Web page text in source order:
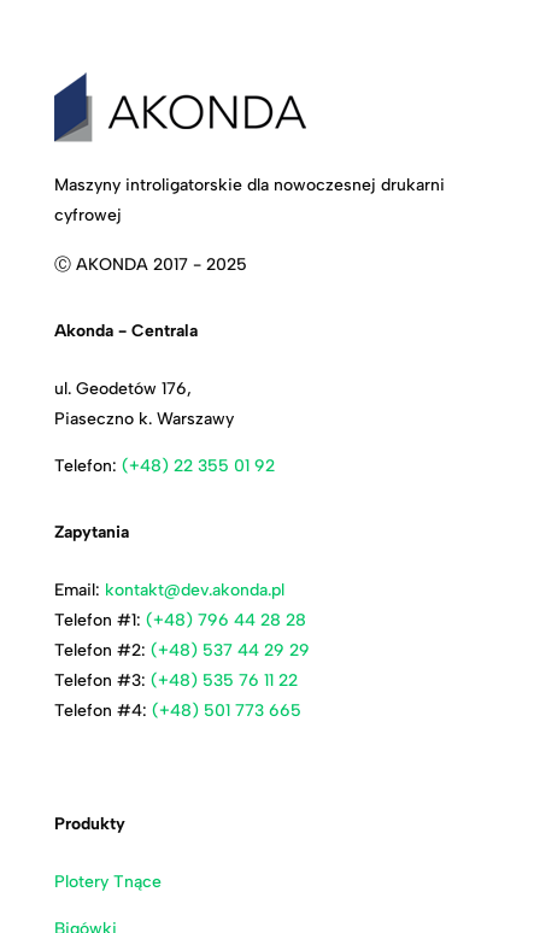
Maszyny introligatorskie dla nowoczesnej drukarni
cyfrowej
Ⓒ AKONDA 2017 - 2025
Akonda - Centrala
ul. Geodetów 176,
Piaseczno k. Warszawy
Telefon: (+48) 22 355 01 92
Zapytania
Email: kontakt@dev.akonda.pl
Telefon #1: (+48) 796 44 28 28
Telefon #2: (+48) 537 44 29 29
Telefon #3: (+48) 535 76 11 22
Telefon #4: (+48) 501 773 665
Produkty
Plotery Tnące
Bigówki